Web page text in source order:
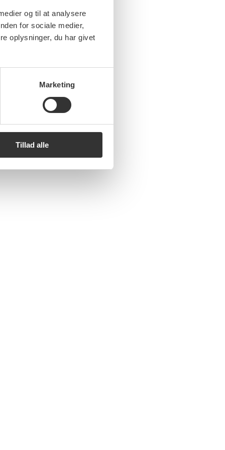
og til at analysere
for sociale medier,
oplysninger, du har givet
Marketing
Tillad alle